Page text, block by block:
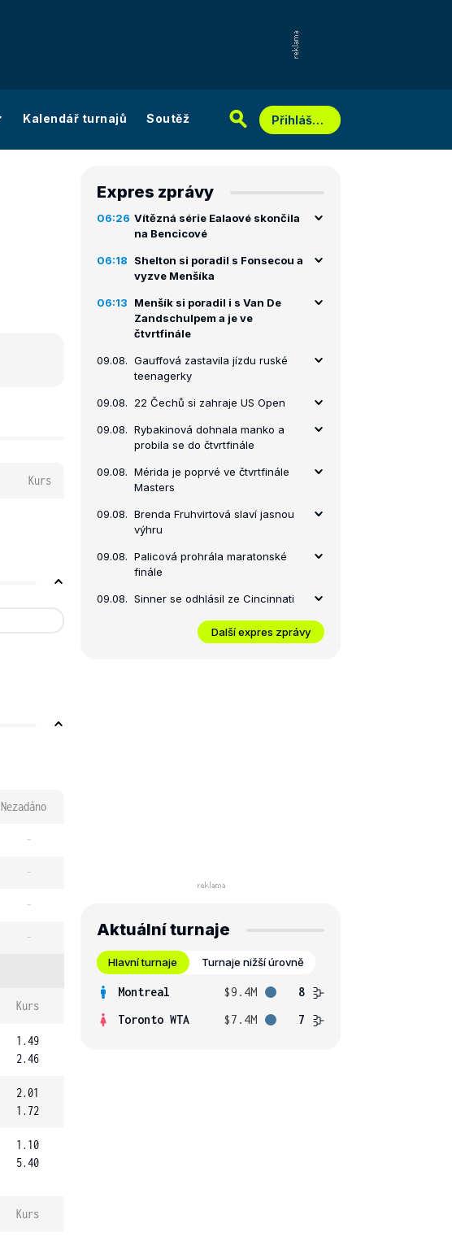
Kalendář turnajů Soutěž Přihlášení
Kurs
Nezadáno
-
-
-
-
Kurs
1.49
2.46
2.01
1.72
1.10
5.40
Kurs
Expres zprávy
06:26 Vítězná série Ealaové skončila
na Bencicové
06:18
Shelton si poradil s Fonsecou a
vyzve Menšíka
06:13
Menšík si poradil i s Van De
Zandschulpem a je ve
čtvrtfinále
09.08. Gauffová zastavila jízdu ruské
teenagerky
09.08. 22 Čechů si zahraje US Open
09.08. Rybakinová dohnala manko a
probila se do čtvrtfinále
09.08. Mérida je poprvé ve čtvrtfinále
Masters
09.08. Brenda Fruhvirtová slaví jasnou
výhru
09.08. Palicová prohrála maratonské
finále
09.08. Sinner se odhlásil ze Cincinnati
Další expres zprávy
Aktuální turnaje
Hlavní turnaje Turnaje nižší úrovně
Montreal $9.4M
8
Toronto WTA
$7.4M 7